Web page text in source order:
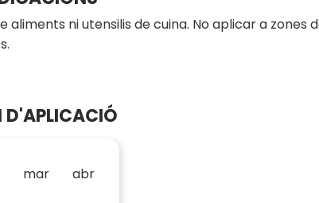
aliments ni utensilis de cuina. No aplicar a
D'APLICACIÓ
mar abr